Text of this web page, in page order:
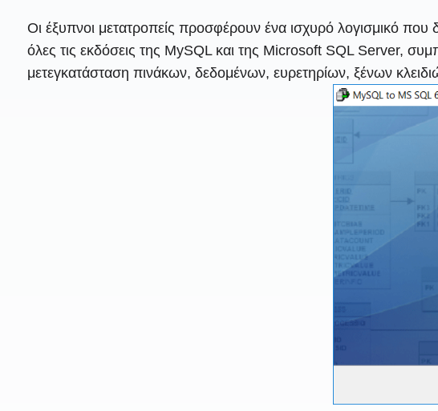
Οι έξυπνοι μετατροπείς προσφέρουν ένα ισχυρό λογισμικό
όλες τις εκδόσεις της MySQL και της Microsoft SQL Server,
μετεγκατάσταση πινάκων, δεδομένων, ευρετηρίων, ξένων